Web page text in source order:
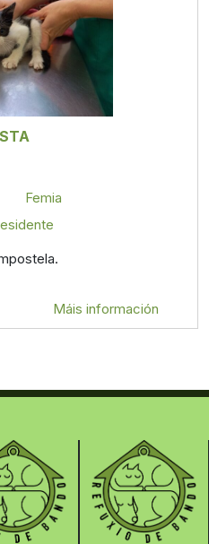
Femia
Máis información